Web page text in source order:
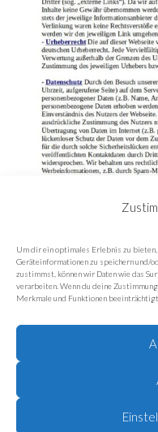
Um dir ein optimales Erlebnis zu
Geräteinformationen zu speichern und/
zustimmst, können wir Daten wie das
verarbeiten. Wenn du deine
Merkmale und Funktionen